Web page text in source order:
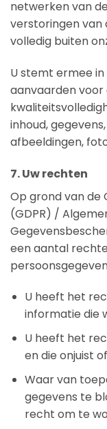
netwerken van
verstoringen
volledig buiten
U stemt ermee
aanvaarden voor
inhoud,
afbeeldingen,
7. Uw rechten
Op grond van de
(GDPR) /
een aantal
U heeft het
informatie die
U heeft het
en die onjuist
Waar van
gegevens te
recht om te